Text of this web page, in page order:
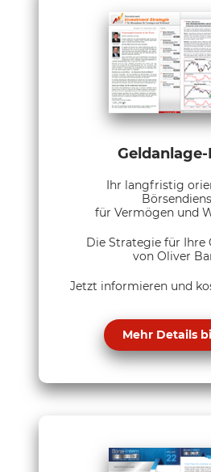
Ihr langfristig
für Vermögen und
Die Strategie für Ihre
von Oliver
Jetzt informieren und
Mehr Details